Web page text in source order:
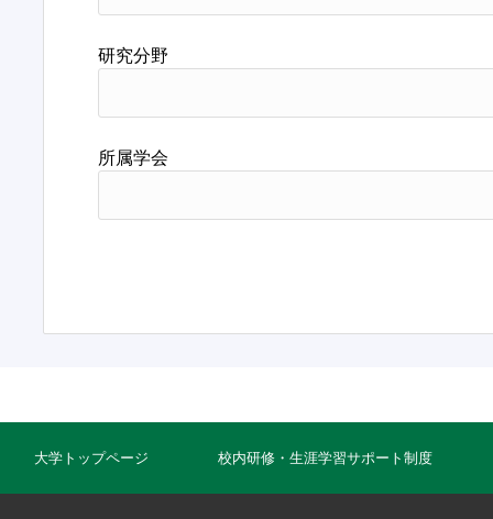
研究分野
所属学会
大学トップページ 校内研修・生涯学習サポート制度